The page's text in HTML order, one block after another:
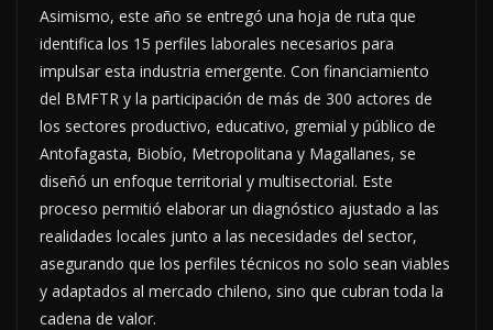
Asimismo, este año se entregó una hoja de ruta que
identifica los 15 perfiles laborales necesarios para
impulsar esta industria emergente. Con financiamiento
del BMFTR y la participación de más de 300 actores de
los sectores productivo, educativo, gremial y público de
Antofagasta, Biobío, Metropolitana y Magallanes, se
diseñó un enfoque territorial y multisectorial. Este
proceso permitió elaborar un diagnóstico ajustado a las
realidades locales junto a las necesidades del sector,
asegurando que los perfiles técnicos no solo sean viables
y adaptados al mercado chileno, sino que cubran toda la
cadena de valor.